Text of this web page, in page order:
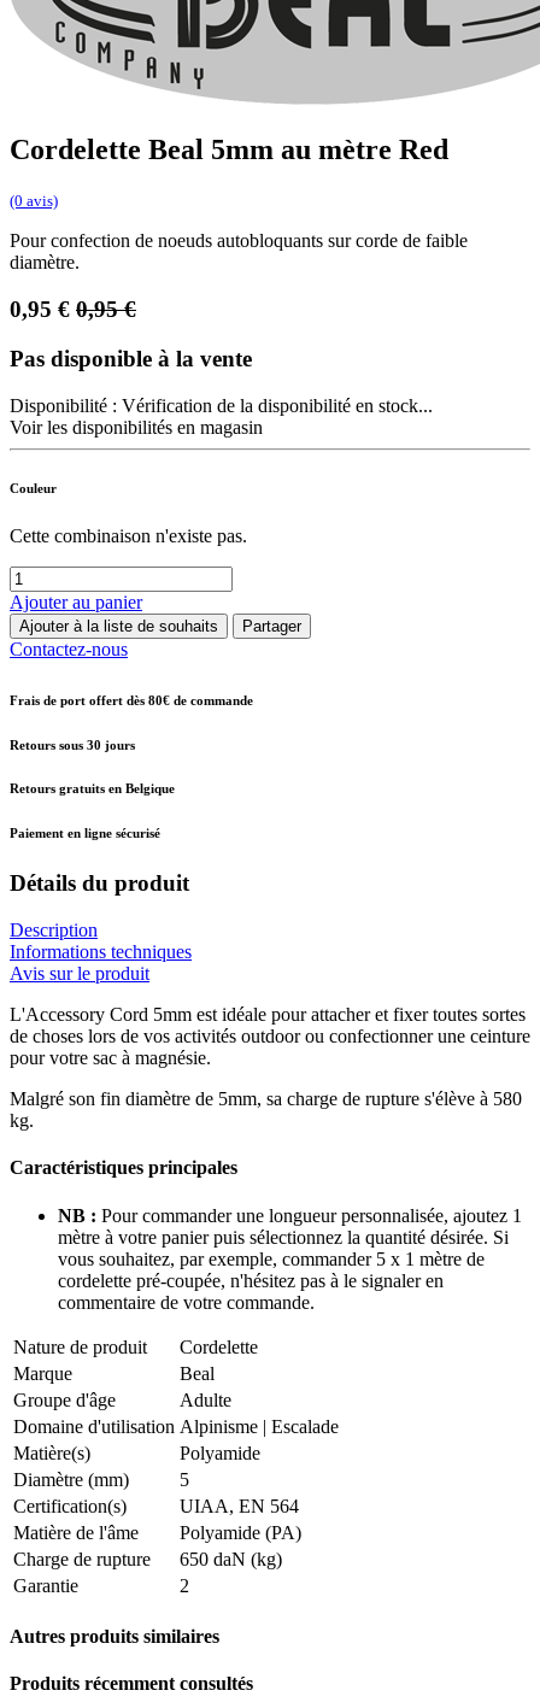
Cordelette Beal 5mm au mètre Red
(0 avis)
Pour confection de noeuds autobloquants sur corde de faible
diamètre.
0,95 € 0,95€
Pas disponible à la vente
Disponibilité : Vérification de la disponibilité en stock...
Voir les disponibilités en magasin
Couleur
Cette combinaison n'existe pas.
Ajouter au panier
Ajouter à la liste de souhaits Partager
Contactez-nous
Frais de port offert dès 80€ de commande
Retours sous 30 jours
Retours gratuits en Belgique
Paiement en ligne sécurisé
Détails du produit
Description
Informations techniques
Avis sur le produit
L'Accessory Cord 5mm est idéale pour attacher et fixer toutes sortes
de choses lors de vos activités outdoor ou confectionner une ceinture
pour votre sac à magnésie.
Malgré son fin diamètre de 5mm, sa charge de rupture s'élève à 580
kg.
Caractéristiques principales
NB : Pour commander une longueur personnalisée, ajoutez 1
mètre à votre panier puis sélectionnez la quantité désirée. Si
vous souhaitez, par exemple, commander 5 x 1 mètre de
cordelette pré-coupée, n'hésitez pas à le signaler en
commentaire de votre commande.
Nature de produit
Cordelette
Marque
Beal
Groupe d'âge
Adulte
Domaine d'utilisation Alpinisme | Escalade
Matière(s)
Polyamide
Diamètre (mm)
5
Certification(s)
UIAA, EN 564
Matière de l'âme
Polyamide (PA)
Charge de rupture
650 daN (kg)
Garantie
2
Autres produits similaires
Produits récemment consultés